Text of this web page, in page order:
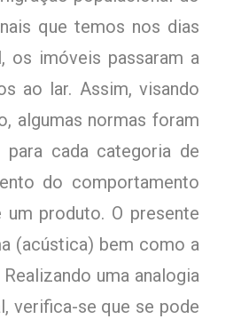
que temos nos dias
os imóveis passaram a
ao lar. Assim, visando
algumas normas foram
cada categoria de
do comportamento
produto. O presente
(acústica) bem como a
uma analogia
verifica-se que se pode